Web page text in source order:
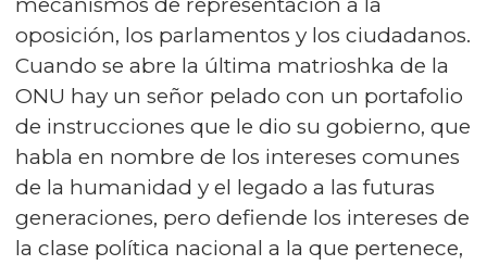
oposición, los parlamentos y los ciudadanos.
Cuando se abre la última matrioshka de la
ONU hay un señor pelado con un portafolio
de instrucciones que le dio su gobierno, que
habla en nombre de los intereses comunes
de la humanidad y el legado a las futuras
generaciones, pero defiende los intereses de
la clase política nacional a la que pertenece,